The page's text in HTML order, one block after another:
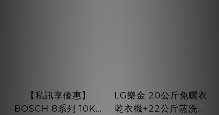
【私訊享優惠】
BOSCH 8系列 10KG
LG樂金 20公斤免曬衣
乾衣機+22公斤蒸洗脫